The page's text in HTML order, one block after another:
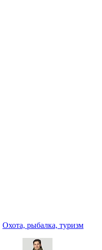
Охота, рыбалка, туризм